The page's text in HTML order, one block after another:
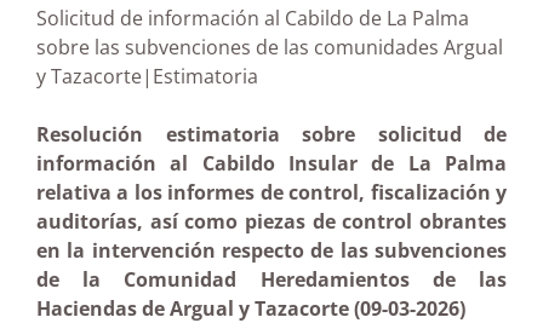
Solicitud de información al Cabildo de La Palma
sobre las subvenciones de las comunidades Argual
y Tazacorte|Estimatoria
Resolución estimatoria sobre solicitud de
información al Cabildo Insular de La Palma
relativa a los informes de control, fiscalización y
auditorías, así como piezas de control obrantes
en la intervención respecto de las subvenciones
de la Comunidad Heredamientos de las
Haciendas de Argual y Tazacorte (09-03-2026)